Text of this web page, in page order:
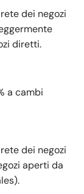
dei negozi
diretti.
a cambi
dei negozi
aperti da